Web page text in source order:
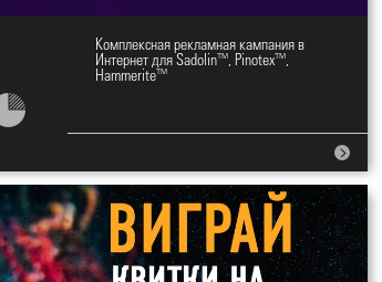
Комплексная рекламная кампания в
Интернет для Sadolin™, Pinotex™,
Hammerite™